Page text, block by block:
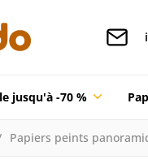
jusqu'à -70 %
Papiers peints